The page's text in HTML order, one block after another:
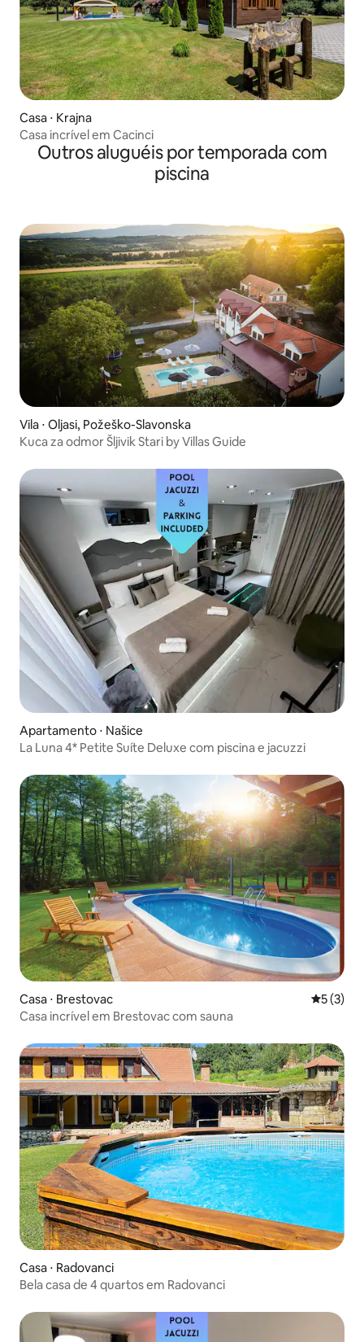
Casa ⋅ Krajna
Casa incrível em Cacinci
Outros aluguéis por temporada com
piscina
Vila ⋅ Oljasi, Požeško-Slavonska
Kuca za odmor Šljivik Stari by Villas Guide
Apartamento ⋅ Našice
La Luna 4* Petite Suíte Deluxe com piscina e jacuzzi
Casa ⋅ Brestovac 5 de
5 (3)
Casa incrível em Brestovac com sauna
Casa ⋅ Radovanci
Bela casa de 4 quartos em Radovanci